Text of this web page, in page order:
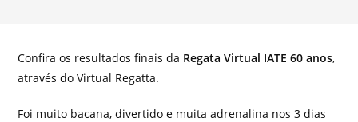
Confira os resultados finais da Regata Virtual IATE 60 anos,
através do Virtual Regatta.
Foi muito bacana, divertido e muita adrenalina nos 3 dias